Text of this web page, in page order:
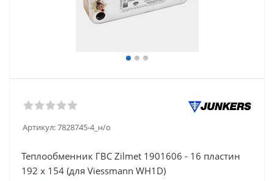
Артикул:7828745-4_н/о
Теплообменник ГВС Zilmet 1901606 - 16 пластин
192 x 154 (для Viessmann WH1D)